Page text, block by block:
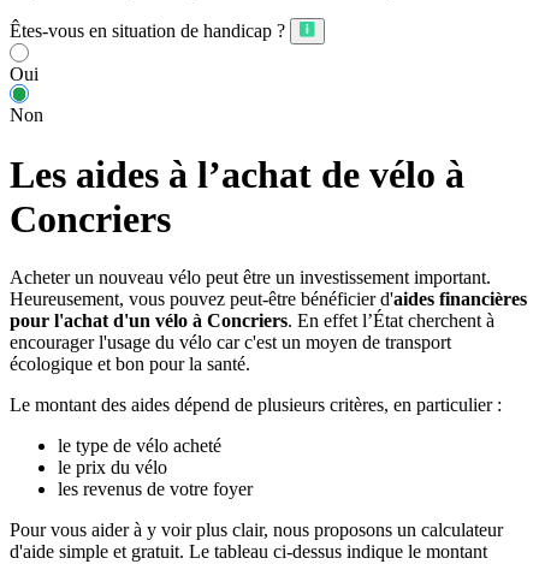
Êtes-vous en situation de handicap ?
Oui
Non
Les aides à l’achat de vélo à
Concriers
Acheter un nouveau vélo peut être un investissement important.
Heureusement, vous pouvez peut-être bénéficier d'aides financières
pour l'achat d'un vélo à Concriers. En effet l’État cherchent à
encourager l'usage du vélo car c'est un moyen de transport
écologique et bon pour la santé.
Le montant des aides dépend de plusieurs critères, en particulier :
le type de vélo acheté
le prix du vélo
les revenus de votre foyer
Pour vous aider à y voir plus clair, nous proposons un calculateur
d'aide simple et gratuit. Le tableau ci-dessus indique le montant